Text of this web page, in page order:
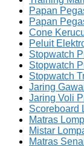
Papan
Papan
Cone
Peluit
Stopwatch
Stopwatch
Stopwatch
Jaring
Jaring Voli
Scoreboard
Matras
Mistar
Matras